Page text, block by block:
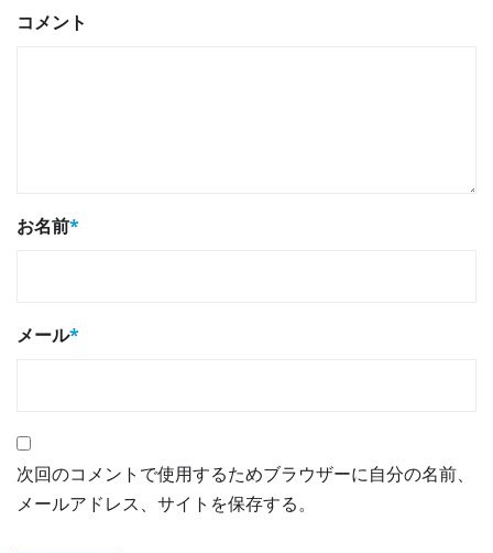
コメント
お名前*
メール*
次回のコメントで使用するためブラウザーに自分の名前、
メールアドレス、サイトを保存する。